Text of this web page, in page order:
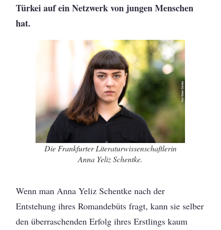
Türkei auf ein Netzwerk von jungen Menschen
hat.
Die Frankfurter Literaturwissenschaftlerin
Anna Yeliz Schentke.
Wenn man Anna Yeliz Schentke nach der
Entstehung ihres Romandebüts fragt, kann sie selber
den überraschenden Erfolg ihres Erstlings kaum